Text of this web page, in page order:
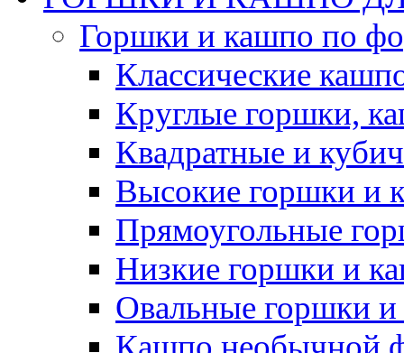
Горшки и кашпо по
Классические
Круглые горшки,
Квадратные и
Высокие горшки и
Прямоугольные
Низкие горшки и
Овальные горшки